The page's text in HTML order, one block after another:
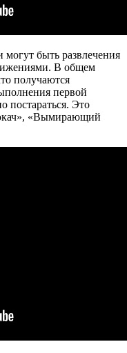
быть развлечения
В общем
получаются
первой
постараться. Это
«Вымирающий